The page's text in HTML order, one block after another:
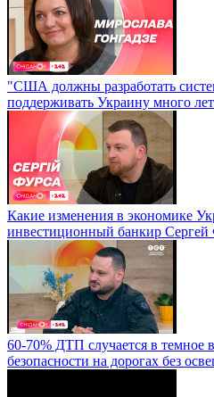
"США должны разработать
поддерживать Украину много
Какие изменения в экономике
инвестиционный банкир Сергей
60-70% ДТП случается в темное
безопасности на дорогах без